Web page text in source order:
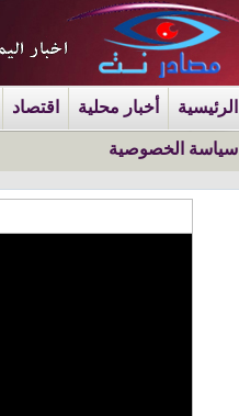
الرئيسية أخبار محلية اقتصاد
سياسة الخصوصية